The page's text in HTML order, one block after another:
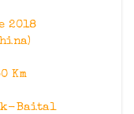
2018
Km
Baital